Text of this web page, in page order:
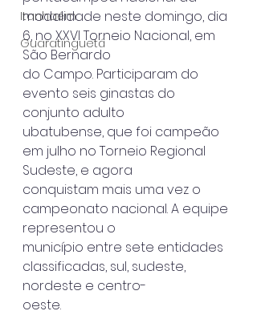
Itanhaém
Guaratinguetá
modalidade neste domingo, dia
6, no XXVI Torneio Nacional, em
São Bernardo
do Campo. Participaram do
evento seis ginastas do
conjunto adulto
ubatubense, que foi campeão
em julho no Torneio Regional
Sudeste, e agora
conquistam mais uma vez o
campeonato nacional. A equipe
representou o
município entre sete entidades
classificadas, sul, sudeste,
nordeste e centro-
oeste.